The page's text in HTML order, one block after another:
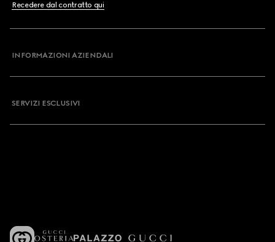
Recedere dal contratto qui
INFORMAZIONI AZIENDALI
SERVIZI ESCLUSIVI